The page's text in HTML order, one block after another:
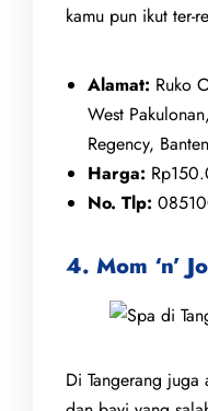
kamu pun ikut ter-
Alamat: Ruko
West
Regency,
Harga:
No. Tlp:
4. Mom ‘n’ Jo
Di Tangerang juga